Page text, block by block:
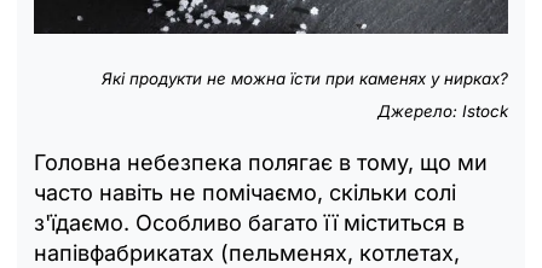
Які продукти не можна їсти при каменях у нирках?
Джерело: Istock
Головна небезпека полягає в тому, що ми
часто навіть не помічаємо, скільки солі
з'їдаємо. Особливо багато її міститься в
напівфабрикатах (пельменях, котлетах,